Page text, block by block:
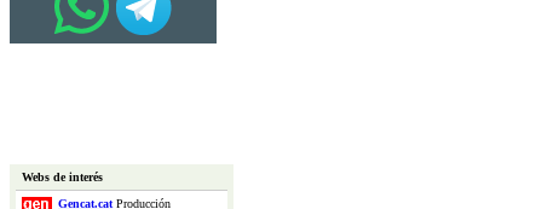
Webs de interés
Gencat.catProducción